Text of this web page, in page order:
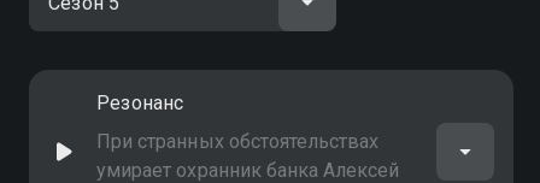
Резонанс
При странных обстоятельствах
умирает охранник банка Алексей